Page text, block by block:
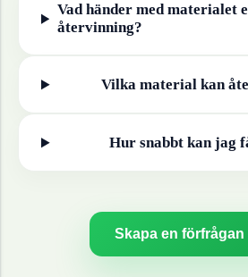
Vad händer med materialet
återvinning?
Vilka material kan
Hur snabbt kan jag
Skapa en